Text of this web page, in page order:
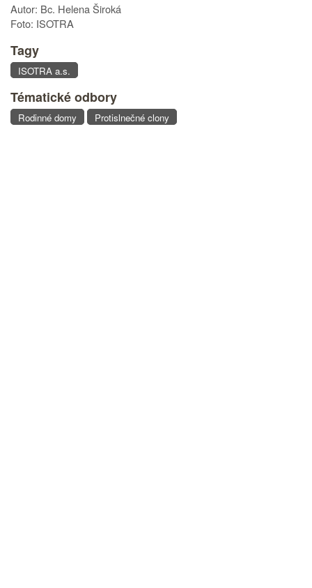
Autor: Bc. Helena Široká
Foto: ISOTRA
Tagy
ISOTRA a.s.
Tématické odbory
Rodinné domy Protislnečné clony